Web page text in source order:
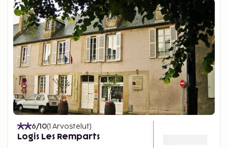
6/10(1 Arvostelut)
Logis Les Remparts